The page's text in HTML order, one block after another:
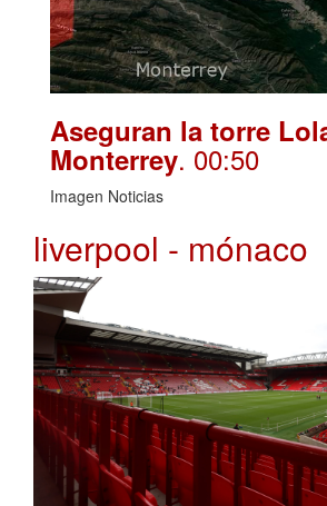
Aseguran la torre
Monterrey. 00:50
Imagen Noticias
liverpool - mónaco